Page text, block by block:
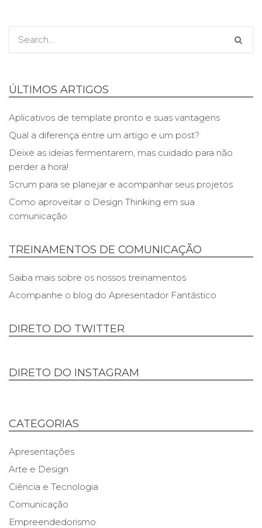
ÚLTIMOS ARTIGOS
Aplicativos de template pronto e suas vantagens
Qual a diferença entre um artigo e um post?
Deixe as ideias fermentarem, mas cuidado para não
perder a hora!
Scrum para se planejar e acompanhar seus projetos
Como aproveitar o Design Thinking em sua
comunicação
TREINAMENTOS DE COMUNICAÇÃO
Saiba mais sobre os nossos treinamentos
Acompanhe o blog do Apresentador Fantástico
DIRETO DO TWITTER
DIRETO DO INSTAGRAM
CATEGORIAS
Apresentações
Arte e Design
Ciência e Tecnologia
Comunicação
Empreendedorismo